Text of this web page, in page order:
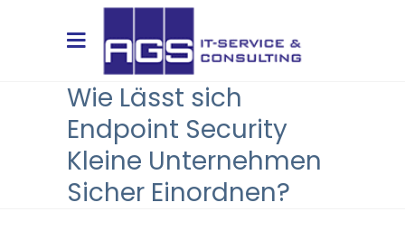
Wie Lässt sich
Endpoint Security
Kleine Unternehmen
Sicher Einordnen?